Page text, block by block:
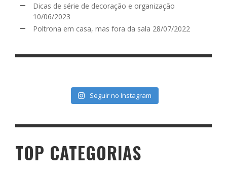
Dicas de série de decoração e organização
10/06/2023
Poltrona em casa, mas fora da sala 28/07/2022
Seguir no Instagram
TOP CATEGORIAS